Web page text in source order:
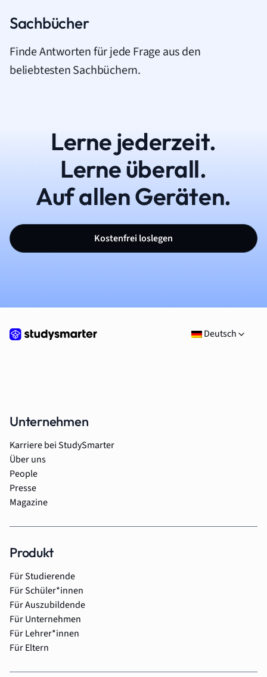
Sachbücher
Finde Antworten für jede Frage aus den
beliebtesten Sachbüchern.
Lerne jederzeit.
Lerne überall.
Auf allen Geräten.
Kostenfrei loslegen
Deutsch
Unternehmen
Karriere bei StudySmarter
Über uns
People
Presse
Magazine
Produkt
Für Studierende
Für Schüler*innen
Für Auszubildende
Für Unternehmen
Für Lehrer*innen
Für Eltern